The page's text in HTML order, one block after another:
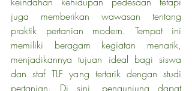
juga memberikan wawasan tentang
praktik pertanian modern. Tempat ini
memiliki beragam kegiatan menarik,
menjadikannya tujuan ideal bagi siswa
dan staf TLF yang tertarik dengan studi
pertanian. Di sini, pengunjung dapat